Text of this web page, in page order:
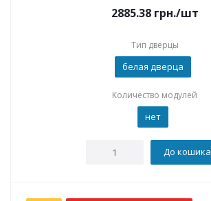
2885.38грн./шт
Тип дверцы
белая дверца
Количество модулей
нет
До кошика